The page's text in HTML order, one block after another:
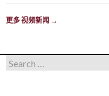
更多 视频新闻 →
Search for: